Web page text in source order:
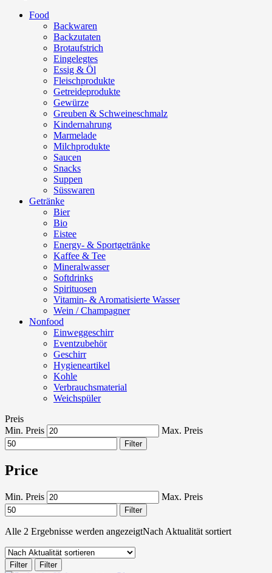
Food
Backwaren
Backzutaten
Brotaufstrich
Eingelegtes
Essig & Öl
Fleischprodukte
Getreideprodukte
Gewürze
Greuben & Schweineschmalz
Kindernahrung
Marmelade
Milchprodukte
Saucen
Snacks
Suppen
Süsswaren
Getränke
Bier
Bio
Eistee
Energy- & Sportgetränke
Kaffee & Tee
Mineralwasser
Softdrinks
Spirituosen
Vitamin- & Aromatisierte Wasser
Wein / Champagner
Nonfood
Einweggeschirr
Eventzubehör
Geschirr
Hygieneartikel
Kohle
Verbrauchsmaterial
Weichspüler
Preis
Min. Preis
Max. Preis
Filter
Price
Min. Preis Max. Preis
Filter
Alle 2 Ergebnisse werden angezeigtNach Aktualität sortiert
Filter Filter